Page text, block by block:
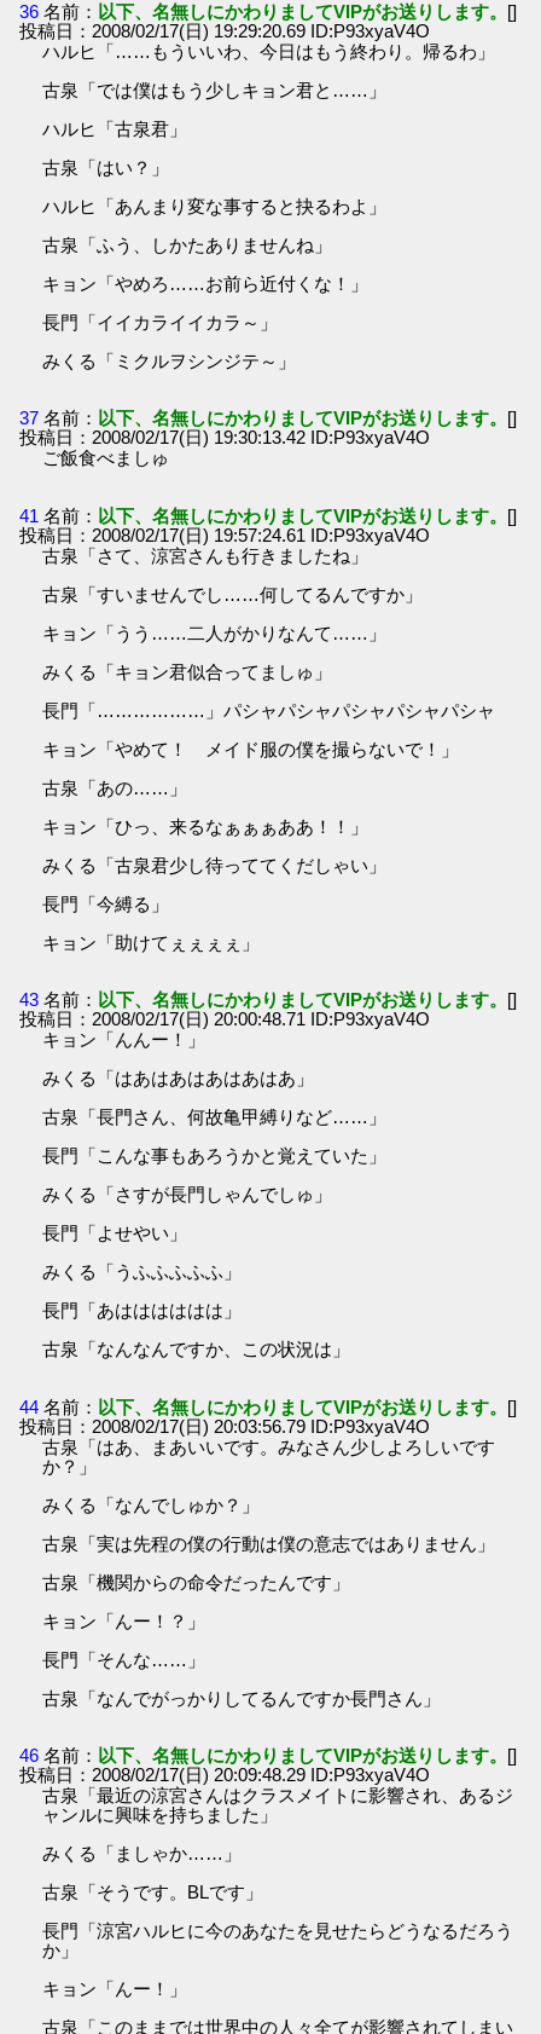
36 名前： 以下、名無しにかわりましてVIPがお送りします。 []
投稿日：2008/02/17(日) 19:29:20.69 ID:P93xyaV4O
ハルヒ「……もういいわ、今日はもう終わり。帰るわ」
古泉「では僕はもう少しキョン君と……」
ハルヒ「古泉君」
古泉「はい？」
ハルヒ「あんまり変な事すると抉るわよ」
古泉「ふう、しかたありませんね」
キョン「やめろ……お前ら近付くな！」
長門「イイカライイカラ～」
みくる「ミクルヲシンジテ～」
37 名前： 以下、名無しにかわりましてVIPがお送りします。 []
投稿日：2008/02/17(日) 19:30:13.42 ID:P93xyaV4O
ご飯食べましゅ
41 名前： 以下、名無しにかわりましてVIPがお送りします。 []
投稿日：2008/02/17(日) 19:57:24.61 ID:P93xyaV4O
古泉「さて、涼宮さんも行きましたね」
古泉「すいませんでし……何してるんですか」
キョン「うう……二人がかりなんて……」
みくる「キョン君似合ってましゅ」
長門「………………」パシャパシャパシャパシャパシャ
キョン「やめて！ メイド服の僕を撮らないで！」
古泉「あの……」
キョン「ひっ、来るなぁぁぁああ！！」
みくる「古泉君少し待っててくだしゃい」
長門「今縛る」
キョン「助けてぇぇぇぇ」
43 名前： 以下、名無しにかわりましてVIPがお送りします。 []
投稿日：2008/02/17(日) 20:00:48.71 ID:P93xyaV4O
キョン「んんー！」
みくる「はあはあはあはあはあ」
古泉「長門さん、何故亀甲縛りなど……」
長門「こんな事もあろうかと覚えていた」
みくる「さすが長門しゃんでしゅ」
長門「よせやい」
みくる「うふふふふふ」
長門「あはははははは」
古泉「なんなんですか、この状況は」
44 名前： 以下、名無しにかわりましてVIPがお送りします。 []
投稿日：2008/02/17(日) 20:03:56.79 ID:P93xyaV4O
古泉「はあ、まあいいです。みなさん少しよろしいです
か？」
みくる「なんでしゅか？」
古泉「実は先程の僕の行動は僕の意志ではありません」
古泉「機関からの命令だったんです」
キョン「んー！？」
長門「そんな……」
古泉「なんでがっかりしてるんですか長門さん」
46 名前： 以下、名無しにかわりましてVIPがお送りします。 []
投稿日：2008/02/17(日) 20:09:48.29 ID:P93xyaV4O
古泉「最近の涼宮さんはクラスメイトに影響され、あるジ
ャンルに興味を持ちました」
みくる「ましゃか……」
古泉「そうです。BLです」
長門「涼宮ハルヒに今のあなたを見せたらどうなるだろう
か」
キョン「んー！」
古泉「このままでは世界中の人々全てが影響されてしまい